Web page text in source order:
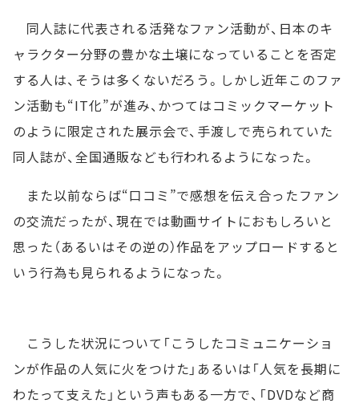
同人誌に代表される活発なファン活動が、日本のキ
ャラクター分野の豊かな土壌になっていることを否定
する人は、そうは多くないだろう。しかし近年このファ
ン活動も“IT化”が進み、かつてはコミックマーケット
のように限定された展示会で、手渡しで売られていた
同人誌が、全国通販なども行われるようになった。
また以前ならば“口コミ”で感想を伝え合ったファン
の交流だったが、現在では動画サイトにおもしろいと
思った（あるいはその逆の）作品をアップロードすると
いう行為も見られるようになった。
こうした状況について「こうしたコミュニケーショ
ンが作品の人気に火をつけた」あるいは「人気を長期に
わたって支えた」という声もある一方で、「DVDなど商